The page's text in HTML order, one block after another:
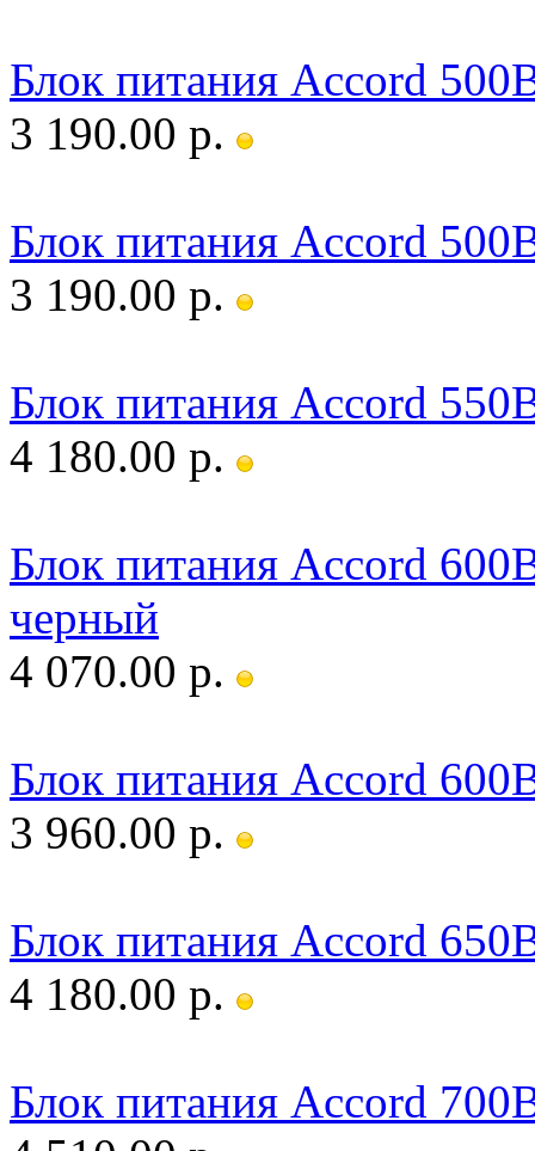
Блок питания Accord
3 190.00 р.
Блок питания Accord
3 190.00 р.
Блок питания Accord
4 180.00 р.
Блок питания Accord
черный
4 070.00 р.
Блок питания Accord
3 960.00 р.
Блок питания Accord
4 180.00 р.
Блок питания Accord